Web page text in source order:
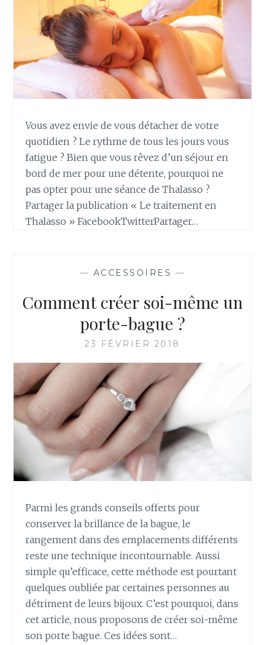
Vous avez envie de vous détacher de votre
quotidien ? Le rythme de tous les jours vous
fatigue ? Bien que vous rêvez d’un séjour en
bord de mer pour une détente, pourquoi ne
pas opter pour une séance de Thalasso ?
Partager la publication « Le traitement en
Thalasso » FacebookTwitterPartager…
— ACCESSOIRES —
Comment créer soi-même un
porte-bague ?
23 FÉVRIER 2018
Parmi les grands conseils offerts pour
conserver la brillance de la bague, le
rangement dans des emplacements différents
reste une technique incontournable. Aussi
simple qu’efficace, cette méthode est pourtant
quelques oubliée par certaines personnes au
détriment de leurs bijoux. C’est pourquoi, dans
cet article, nous proposons de créer soi-même
son porte bague. Ces idées sont…